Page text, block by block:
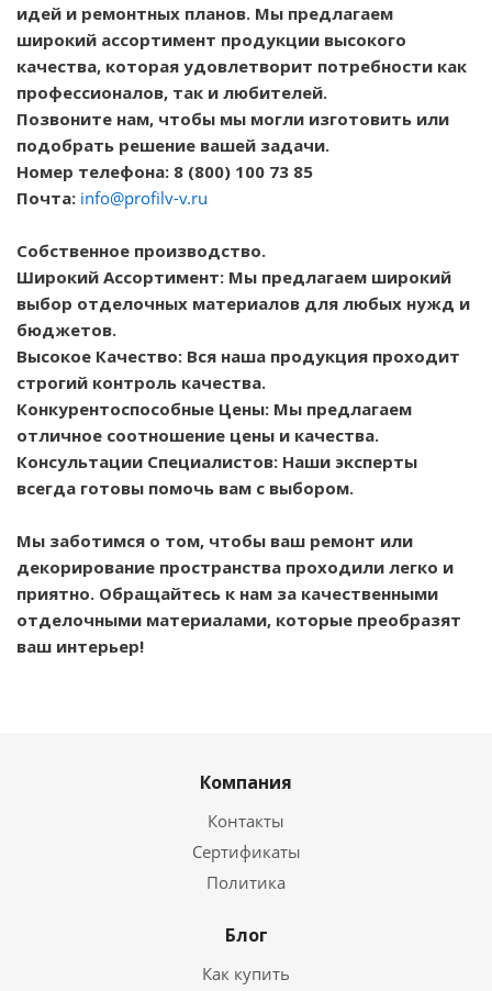
идей и ремонтных планов. Мы предлагаем
широкий ассортимент продукции высокого
качества, которая удовлетворит потребности как
профессионалов, так и любителей.
Позвоните нам, чтобы мы могли изготовить или
подобрать решение вашей задачи.
Номер телефона: 8 (800) 100 73 85
Почта: info@profilv-v.ru
Собственное производство.
Широкий Ассортимент: Мы предлагаем широкий
выбор отделочных материалов для любых нужд и
бюджетов.
Высокое Качество: Вся наша продукция проходит
строгий контроль качества.
Конкурентоспособные Цены: Мы предлагаем
отличное соотношение цены и качества.
Консультации Специалистов: Наши эксперты
всегда готовы помочь вам с выбором.
Мы заботимся о том, чтобы ваш ремонт или
декорирование пространства проходили легко и
приятно. Обращайтесь к нам за качественными
отделочными материалами, которые преобразят
ваш интерьер!
Компания
Контакты
Сертификаты
Политика
Блог
Как купить